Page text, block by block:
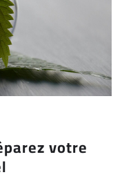
votre